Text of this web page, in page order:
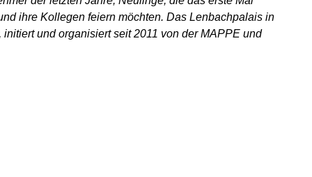
ihre Kollegen feiern möchten. Das Lenbachpalais in
und organisiert seit 2011 von der MAPPE und